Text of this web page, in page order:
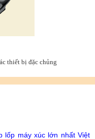
thiết bị đặc chủng
lốp máy xúc lớn nhất Việt